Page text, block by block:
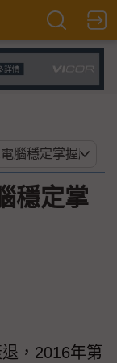
穩定掌
，2016年第